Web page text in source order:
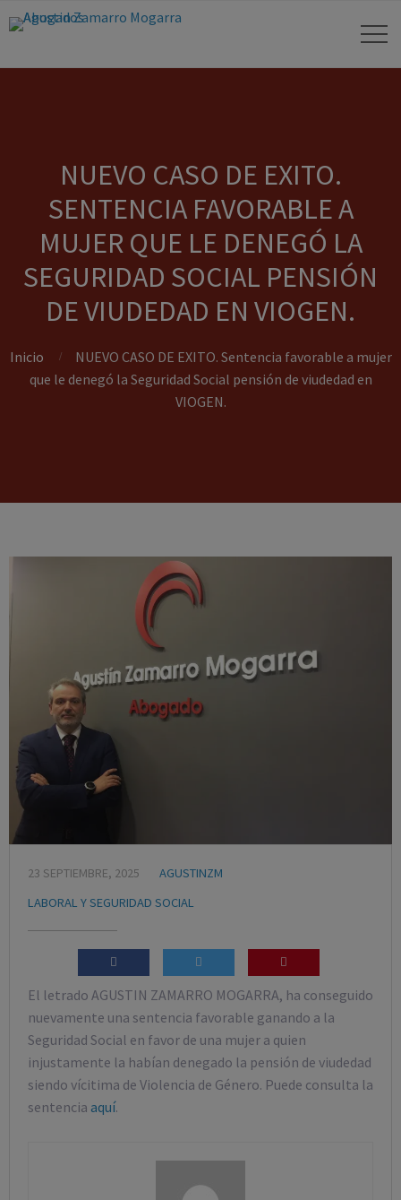
NUEVO CASO DE EXITO.
SENTENCIA FAVORABLE A
MUJER QUE LE DENEGÓ LA
SEGURIDAD SOCIAL PENSIÓN
DE VIUDEDAD EN VIOGEN.
Inicio
NUEVO CASO DE EXITO. Sentencia favorable a mujer
que le denegó la Seguridad Social pensión de viudedad en
VIOGEN.
23 SEPTIEMBRE, 2025
AGUSTINZM
LABORAL Y SEGURIDAD SOCIAL
El letrado AGUSTIN ZAMARRO MOGARRA, ha conseguido
nuevamente una sentencia favorable ganando a la
Seguridad Social en favor de una mujer a quien
injustamente la habían denegado la pensión de viudedad
siendo vícitima de Violencia de Género. Puede consulta la
sentencia aquí.